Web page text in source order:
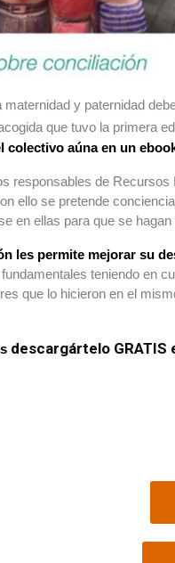
y paternidad
que tuvo la primera
colectivo aúna en un
responsables de
ello se pretende
en ellas para que se hagan
les permite mejorar su
teniendo en
que lo hicieron en el
descargártelo GRATIS